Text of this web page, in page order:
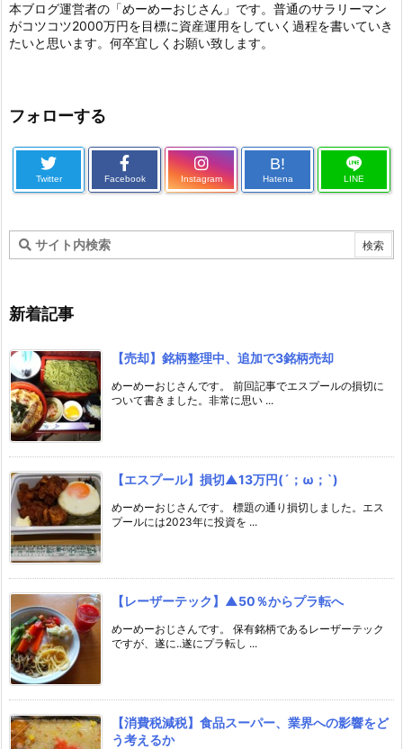
本ブログ運営者の「めーめーおじさん」です。普通のサラリーマン
がコツコツ2000万円を目標に資産運用をしていく過程を書いていき
たいと思います。何卒宜しくお願い致します。
フォローする
Twitter Facebook Instagram
B!
Hatena LINE
新着記事
【売却】銘柄整理中、追加で3銘柄売却
めーめーおじさんです。 前回記事でエスプールの損切に
ついて書きました。非常に思い ...
【エスプール】損切▲13万円(´；ω；`)
めーめーおじさんです。 標題の通り損切しました。エス
プールには2023年に投資を ...
【レーザーテック】▲50％からプラ転へ
めーめーおじさんです。 保有銘柄であるレーザーテック
ですが、遂に..遂にプラ転し ...
【消費税減税】食品スーパー、業界への影響をど
う考えるか